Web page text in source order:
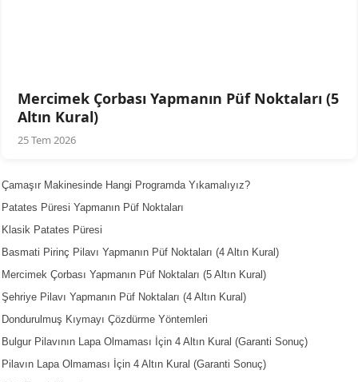
Mercimek Çorbası Yapmanın Püf Noktaları (5
Altın Kural)
25 Tem 2026
Çamaşır Makinesinde Hangi Programda Yıkamalıyız?
Patates Püresi Yapmanın Püf Noktaları
Klasik Patates Püresi
Basmati Pirinç Pilavı Yapmanın Püf Noktaları (4 Altın Kural)
Mercimek Çorbası Yapmanın Püf Noktaları (5 Altın Kural)
Şehriye Pilavı Yapmanın Püf Noktaları (4 Altın Kural)
Dondurulmuş Kıymayı Çözdürme Yöntemleri
Bulgur Pilavının Lapa Olmaması İçin 4 Altın Kural (Garanti Sonuç)
Pilavın Lapa Olmaması İçin 4 Altın Kural (Garanti Sonuç)